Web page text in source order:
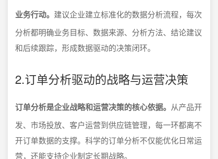
业务行动。 建议企业建立标准化的数据分析流程，每次
分析都明确业务目标、数据来源、分析方法、结论建议
和后续跟踪，形成数据驱动的决策闭环。
2.订单分析驱动的战略与运营决策
订单分析是企业战略和运营决策的核心依据。 从产品开
发、市场投放、客户运营到供应链管理，每一环都离不
开订单数据的支撑。科学的订单分析不仅能优化日常运
营，还能支持企业制定长期战略。